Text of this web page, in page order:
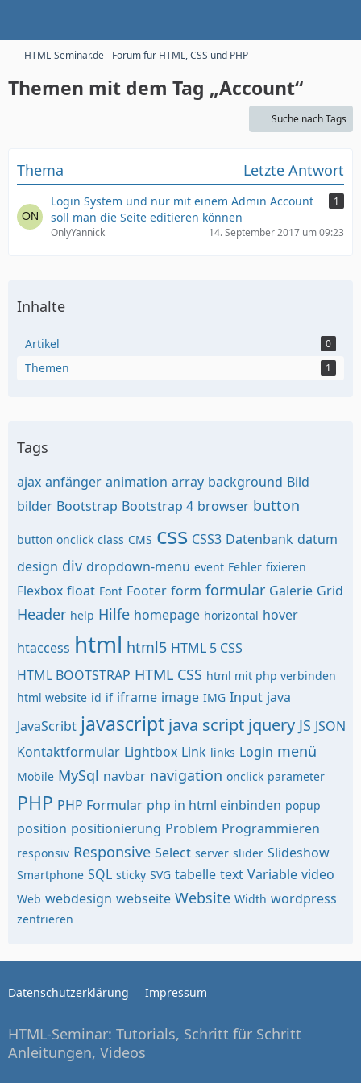
HTML-Seminar.de - Forum für HTML, CSS und PHP
Themen mit dem Tag „Account“
Suche nach Tags
Thema Letzte Antwort
Login System und nur mit einem Admin Account
soll man die Seite editieren können
1
OnlyYannick 14. September 2017 um 09:23
Inhalte
Artikel 0
Themen 1
Tags
ajax anfänger animation array background Bild
bilder Bootstrap Bootstrap 4 browser button
button onclick class CMS css CSS3 Datenbank datum
design div dropdown-menü event Fehler fixieren
Flexbox float Font Footer form formular Galerie Grid
Header help Hilfe homepage horizontal hover
htaccess html html5 HTML 5 CSS
HTML BOOTSTRAP HTML CSS html mit php verbinden
html website id if iframe image IMG Input java
JavaScribt javascript java script jquery JS JSON
Kontaktformular Lightbox Link links Login menü
Mobile MySql navbar navigation onclick parameter
PHP PHP Formular php in html einbinden popup
position positionierung Problem Programmieren
responsiv Responsive Select server slider Slideshow
Smartphone SQL sticky SVG tabelle text Variable video
Web webdesign webseite Website Width wordpress
zentrieren
Datenschutzerklärung Impressum
HTML-Seminar: Tutorials, Schritt für Schritt
Anleitungen, Videos